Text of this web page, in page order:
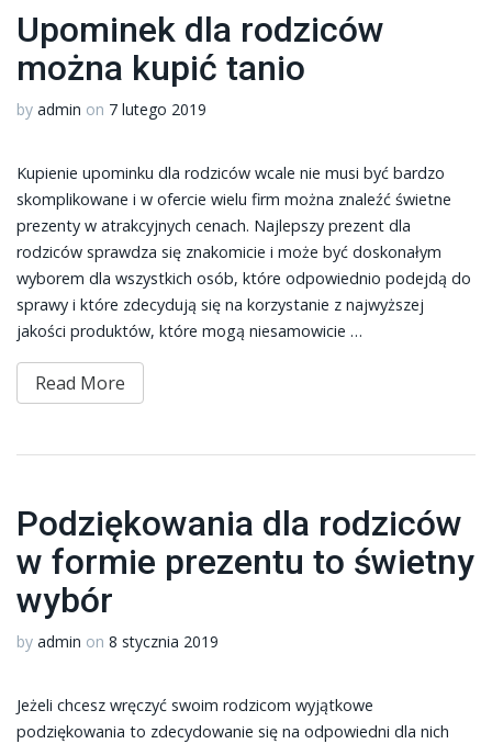
Upominek dla rodziców
można kupić tanio
by admin on 7 lutego 2019
Kupienie upominku dla rodziców wcale nie musi być bardzo
skomplikowane i w ofercie wielu firm można znaleźć świetne
prezenty w atrakcyjnych cenach. Najlepszy prezent dla
rodziców sprawdza się znakomicie i może być doskonałym
wyborem dla wszystkich osób, które odpowiednio podejdą do
sprawy i które zdecydują się na korzystanie z najwyższej
jakości produktów, które mogą niesamowicie …
Read More
Podziękowania dla rodziców
w formie prezentu to świetny
wybór
by admin on 8 stycznia 2019
Jeżeli chcesz wręczyć swoim rodzicom wyjątkowe
podziękowania to zdecydowanie się na odpowiedni dla nich